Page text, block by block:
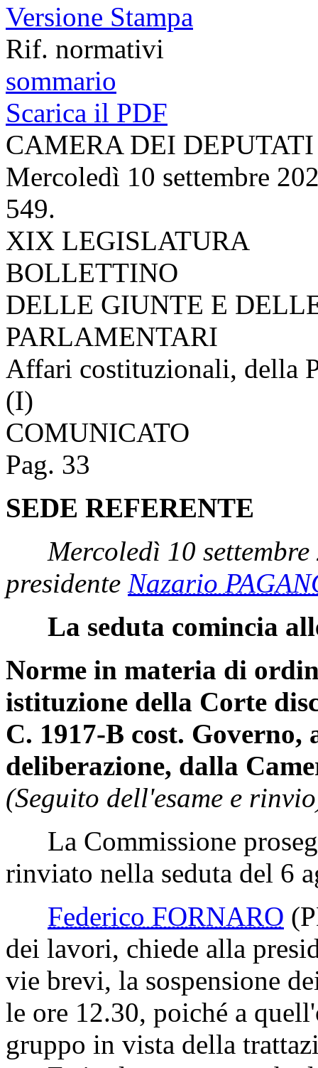
Versione Stampa
Rif. normativi
sommario
Scarica il PDF
CAMERA DEI DEPUTATI
Mercoledì 10 settembre
549.
XIX LEGISLATURA
BOLLETTINO
DELLE GIUNTE E
PARLAMENTARI
Affari costituzionali, della
(I)
COMUNICATO
Pag. 33
SEDE REFERENTE
Mercoledì 10
presidente Nazario
La seduta comincia
Norme in materia di
istituzione della Corte
C. 1917-B cost.
deliberazione, dalla
(Seguito dell'esame e
La Commissione
rinviato nella seduta del 6
Federico FORNARO
dei lavori, chiede alla
vie brevi, la sospensione
le ore 12.30, poiché a
gruppo in vista della